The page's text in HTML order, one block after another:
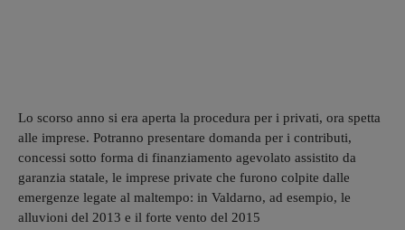
Lo scorso anno si era aperta la procedura per i privati, ora spetta
alle imprese. Potranno presentare domanda per i contributi,
concessi sotto forma di finanziamento agevolato assistito da
garanzia statale, le imprese private che furono colpite dalle
emergenze legate al maltempo: in Valdarno, ad esempio, le
alluvioni del 2013 e il forte vento del 2015